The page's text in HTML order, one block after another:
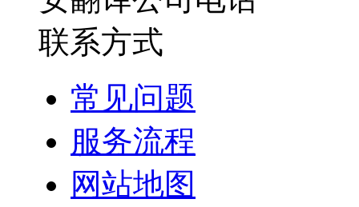
常见问题
服务流程
网站地图